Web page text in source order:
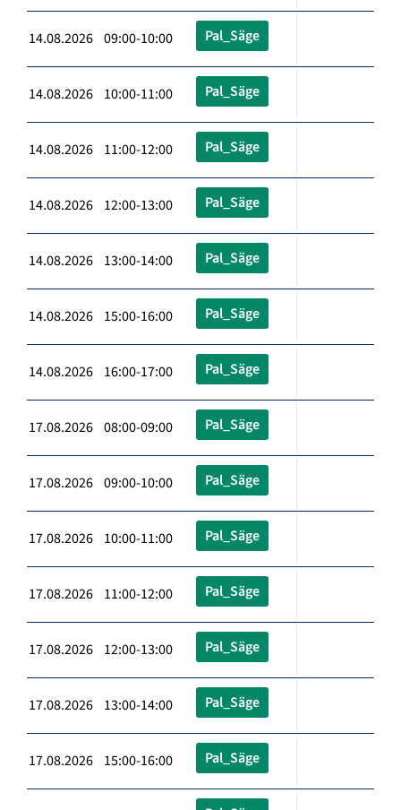
14.08.2026 09:00-10:00 Pal_Säge
14.08.2026 10:00-11:00 Pal_Säge
14.08.2026 11:00-12:00 Pal_Säge
14.08.2026 12:00-13:00 Pal_Säge
14.08.2026 13:00-14:00 Pal_Säge
14.08.2026 15:00-16:00 Pal_Säge
14.08.2026 16:00-17:00 Pal_Säge
17.08.2026 08:00-09:00 Pal_Säge
17.08.2026 09:00-10:00 Pal_Säge
17.08.2026 10:00-11:00 Pal_Säge
17.08.2026 11:00-12:00 Pal_Säge
17.08.2026 12:00-13:00 Pal_Säge
17.08.2026 13:00-14:00 Pal_Säge
17.08.2026 15:00-16:00 Pal_Säge